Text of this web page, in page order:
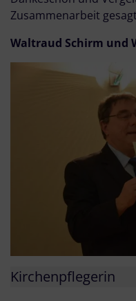
Zusammenarbeit
Waltraud Schirm und
Kirchenpflegerin